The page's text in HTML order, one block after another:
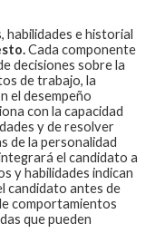
habilidades e historial
Cada componente
decisiones sobre la
de trabajo, la
el desempeño
con la capacidad
y de resolver
de la personalidad
el candidato a
y habilidades indican
candidato antes de
comportamientos
que pueden